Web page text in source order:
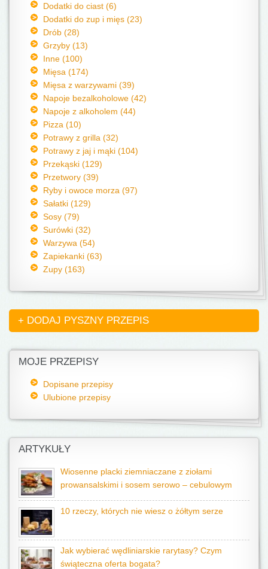
Dodatki do ciast (6)
Dodatki do zup i mięs (23)
Drób (28)
Grzyby (13)
Inne (100)
Mięsa (174)
Mięsa z warzywami (39)
Napoje bezalkoholowe (42)
Napoje z alkoholem (44)
Pizza (10)
Potrawy z grilla (32)
Potrawy z jaj i mąki (104)
Przekąski (129)
Przetwory (39)
Ryby i owoce morza (97)
Sałatki (129)
Sosy (79)
Surówki (32)
Warzywa (54)
Zapiekanki (63)
Zupy (163)
+ DODAJ PYSZNY PRZEPIS
MOJE PRZEPISY
Dopisane przepisy
Ulubione przepisy
ARTYKUŁY
Wiosenne placki ziemniaczane z ziołami
prowansalskimi i sosem serowo – cebulowym
10 rzeczy, których nie wiesz o żółtym serze
Jak wybierać wędliniarskie rarytasy? Czym
świąteczna oferta bogata?